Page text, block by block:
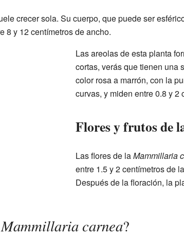
crecer sola. Su cuerpo, que puede ser
8 y 12 centímetros de ancho.
Las areolas de esta planta
cortas, verás que tienen una
color rosa a marrón, con la
curvas, y miden entre 0.8 y 2
Flores y frutos de
Las flores de laMammillaria
entre 1.5 y 2 centímetros de
Después de la floración, la
Mammillaria carnea?